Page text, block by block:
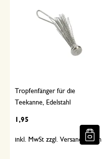
Tropfenfänger für die
Teekanne, Edelstahl
1,95
inkl. MwSt zzgl. Versandkosten